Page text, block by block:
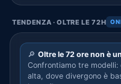
TENDENZA · OLTRE LE 72H
🔎 Oltre le 72 ore non è
Confrontiamo tre
alta, dove divergono è